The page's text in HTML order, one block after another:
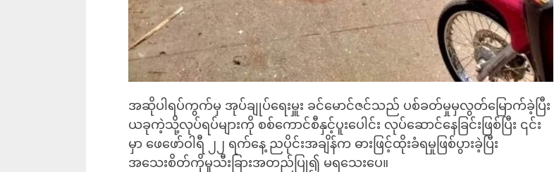
အဆိုပါရပ်ကွက်မှ အုပ်ချုပ်ရေးမှူး ခင်မောင်ဇင်သည် ပစ်ခတ်မှုမှလွတ်မြောက်ခဲ့ပြီး
ယခုကဲ့သို့လုပ်ရပ်များကို စစ်ကောင်စီနှင့်ပူးပေါင်း လုပ်ဆောင်နေခြင်းဖြစ်ပြီး ၎င်း
မှာ ဖေဖော်ဝါရီ ၂၂ ရက်နေ့ ညပိုင်းအချိန်က ဓားဖြင့်ထိုးခံရမှုဖြစ်ပွားခဲ့ပြီး
အသေးစိတ်ကိုမူသီးခြားအတည်ပြု၍ မရသေးပေ။